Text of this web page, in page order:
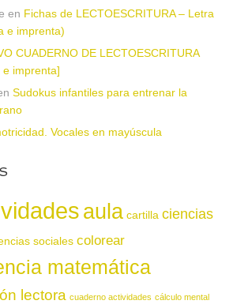
en Fichas de LECTOESCRITURA – Letra
e imprenta)
CUADERNO DE LECTOESCRITURA
imprenta]
Sudokus infantiles para entrenar la
Vocales en mayúscula
aula cartilla ciencias
sociales colorear
matemática
lectora cuaderno actividades cálculo mental